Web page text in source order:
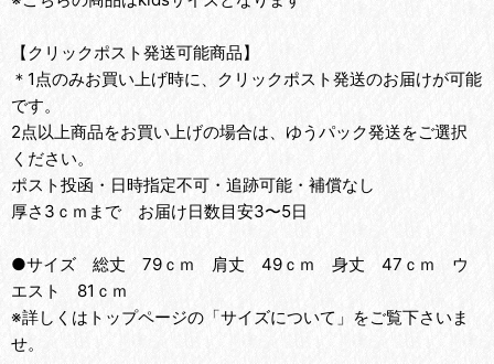
【クリックポスト発送可能商品】
＊1点のみお買い上げ時に、クリックポスト発送のお届けが可能
です。
2点以上商品をお買い上げの場合は、ゆうパック発送をご選択
ください。
ポスト投函・日時指定不可・追跡可能・補償なし
厚さ3ｃｍまで お届け日数目安3〜5日
●サイズ 総丈 79ｃｍ 肩丈 49ｃｍ 身丈 47ｃｍ ウ
エスト 81ｃｍ
※詳しくはトップページの「サイズについて」をご覧下さいま
せ。